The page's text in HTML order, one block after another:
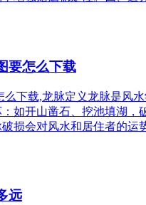
要怎么下载
么下载,龙脉定义龙脉是风
如开山凿石、挖池填湖
损会对风水和居住者的
远